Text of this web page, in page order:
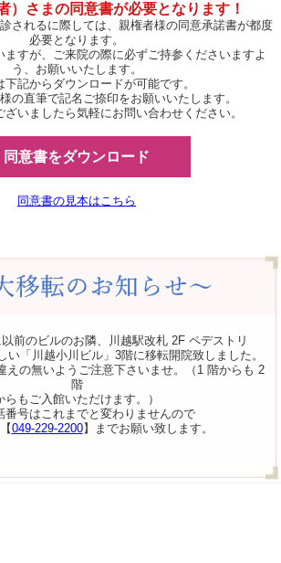
）さまの同意書が必要となります！
されるに際しては、親権者様の同意承諾書が都度
必要となります。
ますが、ご来院の際に必ずご持参くださいますよ
う、お願いいたします。
下記からダウンロードが可能です。
の直筆で記名ご捺印をお願いいたします。
ざいましたら気軽にお問い合わせください。
同意書をダウンロード
同意書の見本はこちら
前のビルのお隣、川越駅改札 2F ペデストリ
い「川越小川ビル」3階に移転開院致しました。
えの無いようご注意下さいませ。（1 階からも 2
階
らもご入館いただけます。）
番号はこれまでと変わりませんので
049-229-2200】までお願い致します。